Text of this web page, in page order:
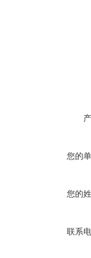
您的
您的
联系